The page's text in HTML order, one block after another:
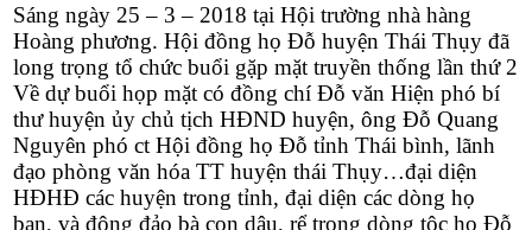
Sáng ngày 25 – 3 – 2018 tại Hội trường nhà hàng
Hoàng phương. Hội đồng họ Đỗ huyện Thái Thụy đã
long trọng tổ chức buổi gặp mặt truyền thống lần thứ 2
Về dự buổi họp mặt có đồng chí Đỗ văn Hiện phó bí
thư huyện ủy chủ tịch HĐND huyện, ông Đỗ Quang
Nguyên phó ct Hội đồng họ Đỗ tỉnh Thái bình, lãnh
đạo phòng văn hóa TT huyện thái Thụy…đại diện
HĐHĐ các huyện trong tỉnh, đại diện các dòng họ
bạn, và đông đảo bà con dâu, rể trong dòng tộc họ Đỗ